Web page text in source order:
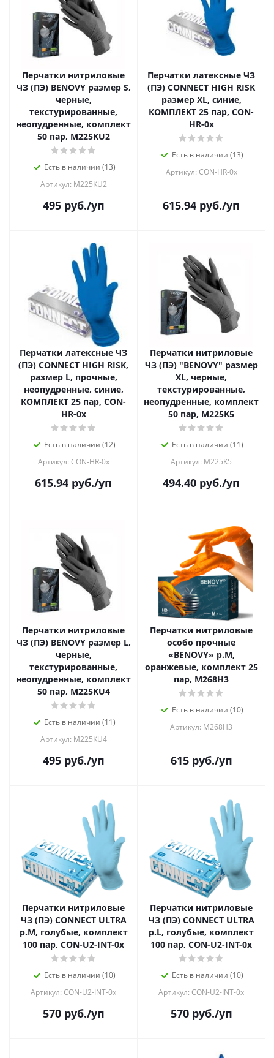
Перчатки нитриловые
ЧЗ (ПЭ) BENOVY размер S,
черные,
текстурированные,
неопудренные, комплект
50 пар, M225KU2
Есть в наличии (13)
Артикул: M225KU2
495руб./уп
Перчатки латексные ЧЗ
(ПЭ) CONNECT HIGH RISK
размер XL, синие,
КОМПЛЕКТ 25 пар, CON-
HR-0x
Есть в наличии (13)
Артикул: CON-HR-0x
615.94 руб./уп
Перчатки латексные ЧЗ
(ПЭ) CONNECT HIGH RISK,
размер L, прочные,
неопудренные, синие,
КОМПЛЕКТ 25 пар, CON-
HR-0x
Есть в наличии (12)
Артикул: CON-HR-0x
615.94 руб./уп
Перчатки нитриловые
ЧЗ (ПЭ) "BENOVY" размер
XL, черные,
текстурированные,
неопудренные, комплект
50 пар, M225K5
Есть в наличии (11)
Артикул: M225K5
494.40 руб./уп
Перчатки нитриловые
ЧЗ (ПЭ) BENOVY размер L,
черные,
текстурированные,
неопудренные, комплект
50 пар, M225KU4
Есть в наличии (11)
Артикул: M225KU4
495руб./уп
Перчатки нитриловые
особо прочные
«BENOVY» р.М,
оранжевые, комплект 25
пар, M268H3
Есть в наличии (10)
Артикул: M268H3
615руб./уп
Перчатки нитриловые
ЧЗ (ПЭ) CONNECT ULTRA
р.М, голубые, комплект
100 пар, CON-U2-INT-0x
Есть в наличии (10)
Артикул: CON-U2-INT-0x
570руб./уп
Перчатки нитриловые
ЧЗ (ПЭ) CONNECT ULTRA
р.L, голубые, комплект
100 пар, CON-U2-INT-0x
Есть в наличии (10)
Артикул: CON-U2-INT-0x
570руб./уп